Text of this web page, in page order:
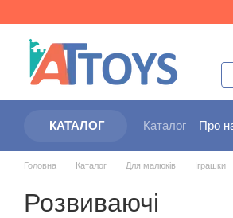
КАТАЛОГ Каталог Про
Головна Каталог Для малюків Іграшки
Розвиваючі